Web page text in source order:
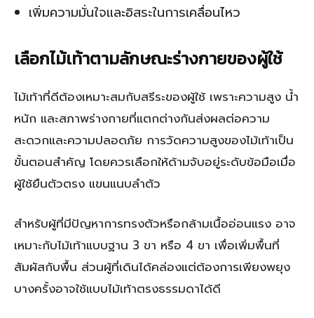
เพิ่มความมั่นใจและอิสระในการเคลื่อนไหว
เลือกไม้เท้าตามลักษณะร่างกายของผู้ใช้
ไม้เท้าที่ดีต้องเหมาะสมกับสรีระของผู้ใช้ เพราะความสูง น้ำ
หนัก และสภาพร่างกายที่แตกต่างกันส่งผลต่อความ
สะดวกและความปลอดภัย การวัดความสูงของไม้เท้าเป็น
ขั้นตอนสำคัญ โดยควรเลือกให้ด้ามจับอยู่ระดับข้อมือเมื่อ
ผู้ใช้ยืนตัวตรง แขนแนบลำตัว
สำหรับผู้ที่มีปัญหาการทรงตัวหรือกล้ามเนื้ออ่อนแรง อาจ
เหมาะกับไม้เท้าแบบฐาน 3 ขา หรือ 4 ขา เพื่อเพิ่มพื้นที่
สัมผัสกับพื้น ส่วนผู้ที่เดินได้คล่องแต่ต้องการเพียงพยุง
บางครั้งอาจใช้แบบไม้เท้าตรงธรรมดาได้ดี